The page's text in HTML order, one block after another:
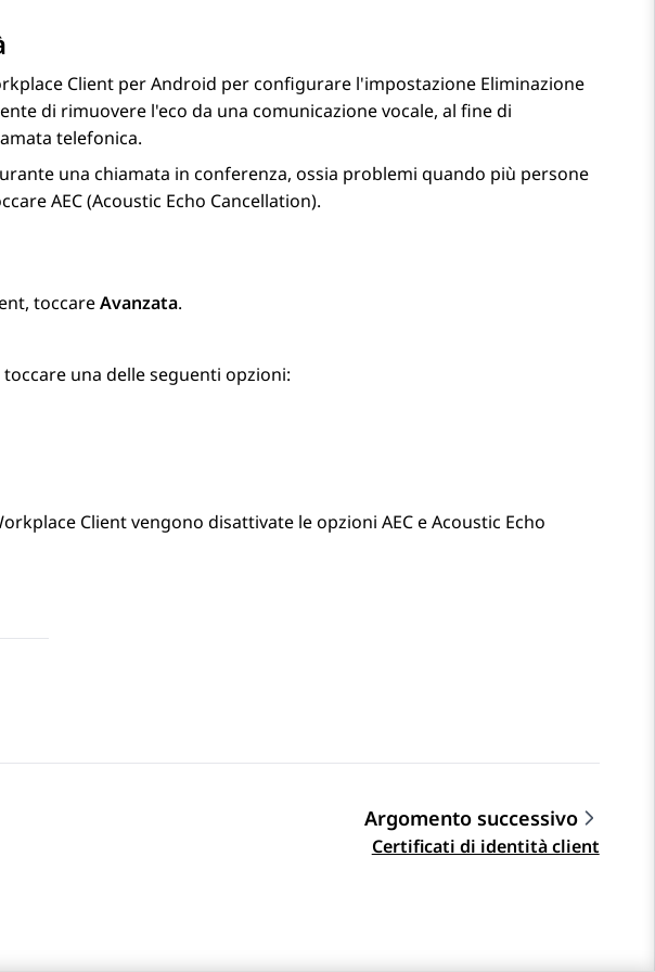
Client per Android per configurare l'impostazione Eliminazione
di rimuovere l'eco da una comunicazione vocale, al fine di
telefonica.
una chiamata in conferenza, ossia problemi quando più persone
AEC (Acoustic Echo Cancellation).
, toccareAvanzata.
toccare una delle seguenti opzioni:
Clientvengono disattivate le opzioni AEC e Acoustic Echo
Argomento successivo
Certificati di identità client